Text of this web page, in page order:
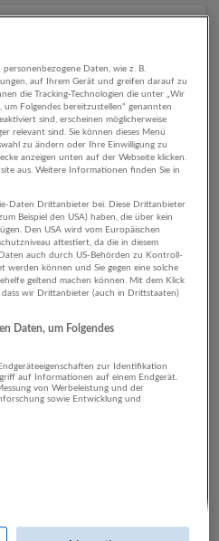
Weiss GmbH
Salzburg
personenbezogene Daten, wie z. B.
auf Ihrem Gerät und greifen darauf zu
die Tracking-Technologien die unter „Wir
Folgendes bereitzustellen“ genannten
sind, erscheinen möglicherweise
relevant sind. Sie können dieses Menü
zu ändern oder Ihre Einwilligung zu
anzeigen unten auf der Webseite klicken.
aus. Weitere Informationen finden Sie in
Daten Drittanbieter bei. Diese Drittanbieter
Beispiel den USA) haben, die über kein
Den USA wird vom Europäischen
attestiert, da die in diesem
auch durch US-Behörden zu Kontroll-
werden können und Sie gegen eine solche
geltend machen können. Mit dem Klick
dass wir Drittanbieter (auch in Drittstaaten)
Daten, um Folgendes
zur Identifikation
auf Informationen auf einem Endgerät.
von Werbeleistung und der
sowie Entwicklung und